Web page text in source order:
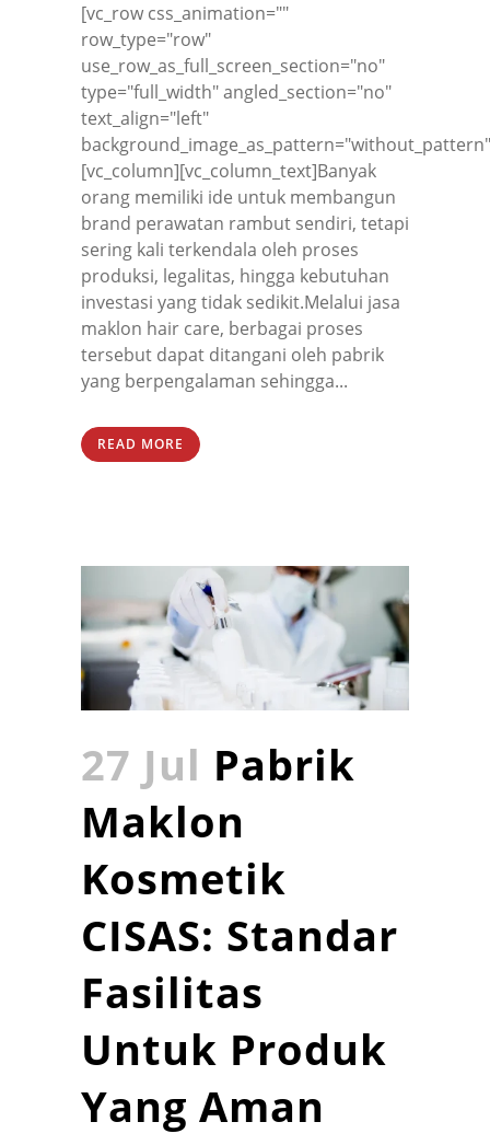
[vc_row css_animation=""
row_type="row"
use_row_as_full_screen_section="no"
type="full_width" angled_section="no"
text_align="left"
[vc_column][vc_column_text]Banyak
orang memiliki ide untuk membangun
brand perawatan rambut sendiri, tetapi
sering kali terkendala oleh proses
produksi, legalitas, hingga kebutuhan
investasi yang tidak sedikit.Melalui jasa
maklon hair care, berbagai proses
tersebut dapat ditangani oleh pabrik
yang berpengalaman sehingga...
READ MORE
27 Jul Pabrik
Maklon
Kosmetik
CISAS: Standar
Fasilitas
Untuk Produk
Yang Aman